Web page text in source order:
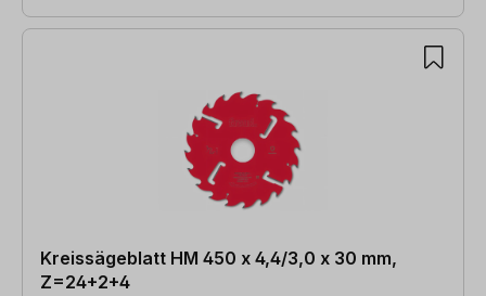
Kreissägeblatt HM 450 x 4,4/3,0 x 30 mm,
Z=24+2+4